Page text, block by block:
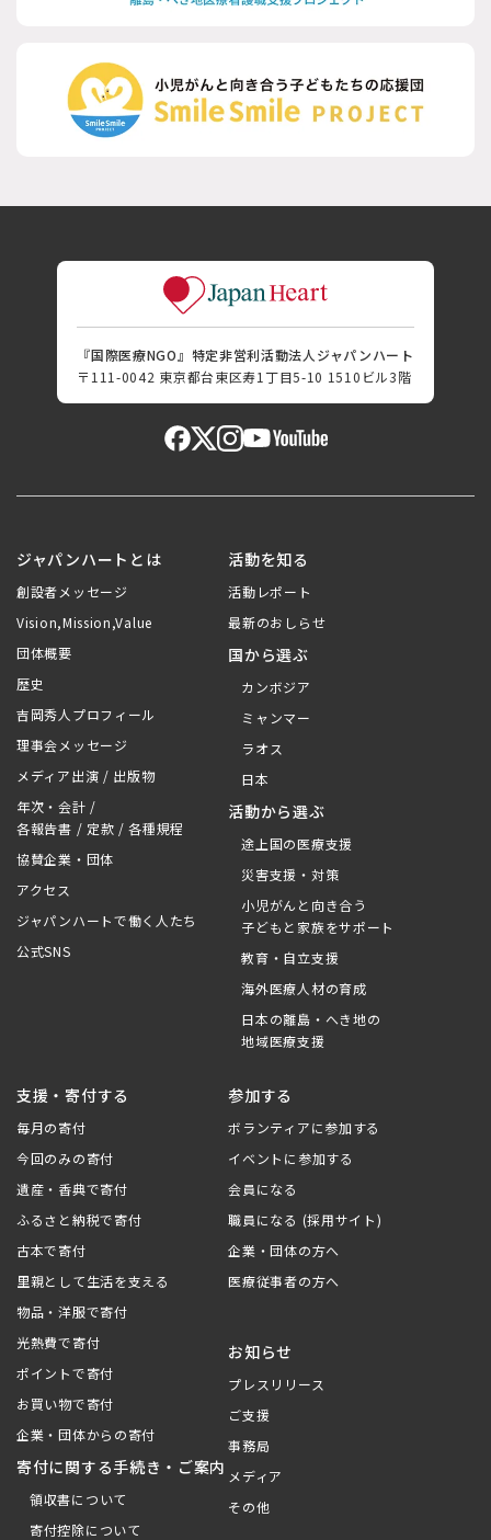
『国際医療NGO』特定非営利活動法人ジャパンハート
〒111-0042 東京都台東区寿1丁目5-10 1510ビル3階
ジャパンハートとは
創設者メッセージ
Vision,Mission,Value
団体概要
歴史
吉岡秀人プロフィール
理事会メッセージ
メディア出演 / 出版物
年次・会計 /
各報告書 / 定款 / 各種規程
協賛企業・団体
アクセス
ジャパンハートで働く人たち
公式SNS
活動を知る
活動レポート
最新のおしらせ
国から選ぶ
カンボジア
ミャンマー
ラオス
日本
活動から選ぶ
途上国の医療支援
災害支援・対策
小児がんと向き合う
子どもと家族をサポート
教育・自立支援
海外医療人材の育成
日本の離島・へき地の
地域医療支援
支援・寄付する
毎月の寄付
今回のみの寄付
遺産・香典で寄付
ふるさと納税で寄付
古本で寄付
里親として生活を支える
物品・洋服で寄付
光熱費で寄付
ポイントで寄付
お買い物で寄付
企業・団体からの寄付
寄付に関する手続き・ご案内
領収書について
寄付控除について
参加する
ボランティアに参加する
イベントに参加する
会員になる
職員になる (採用サイト)
企業・団体の方へ
医療従事者の方へ
お知らせ
プレスリリース
ご支援
事務局
メディア
その他